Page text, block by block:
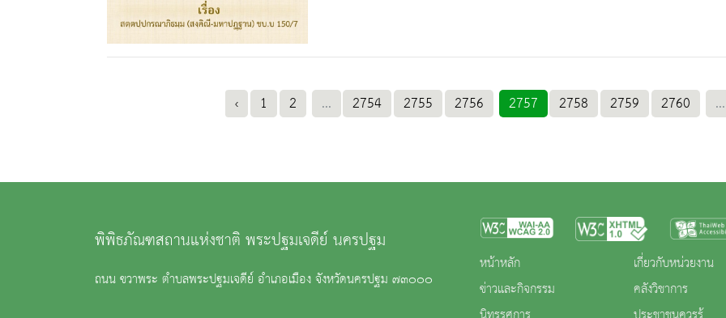
‹ 1 2 ... 2754 2755 2756 2757 2758 2759 2760 ...
พิพิธภัณฑสถานแห่งชาติ พระปฐมเจดีย์ นครปฐม
ถนน ขวาพระ ตำบลพระปฐมเจดีย์ อำเภอเมือง จังหวัดนครปฐม ๗๓๐๐๐
หน้าหลัก
ข่าวและกิจกรรม
เกี่ยวกับหน่วยงาน
คลังวิชาการ